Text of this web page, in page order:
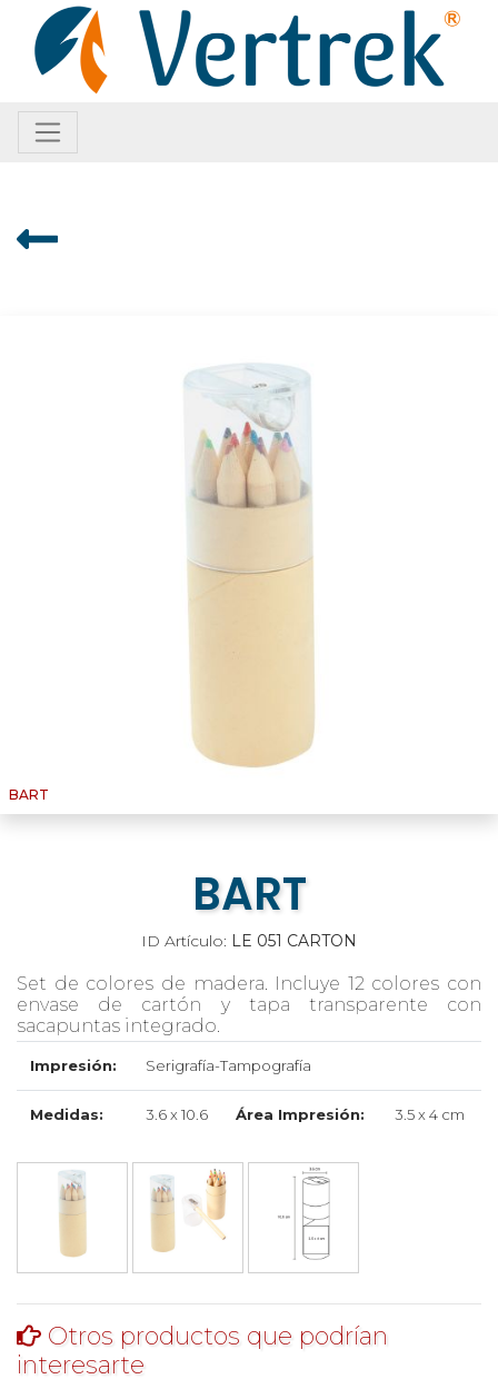
BART
BART
ID Artículo: LE 051 CARTON
Set de colores de madera. Incluye 12 colores con
envase de cartón y tapa transparente con
sacapuntas integrado.
Impresión: Serigrafía-Tampografía
Medidas: 3.6 x 10.6 Área Impresión: 3.5 x 4 cm
Otros productos que podrían
interesarte